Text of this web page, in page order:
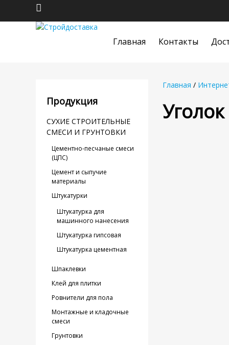
Главная Контакты
Продукция
СУХИЕ СТРОИТЕЛЬНЫЕ
СМЕСИ И ГРУНТОВКИ
Цементно-песчаные смеси
(ЦПС)
Цемент и сыпучие
материалы
Штукатурки
Штукатурка для
машинного нанесения
Штукатурка гипсовая
Штукатурка цементная
Шпаклевки
Клей для плитки
Ровнители для пола
Монтажные и кладочные
смеси
Грунтовки
Главная /